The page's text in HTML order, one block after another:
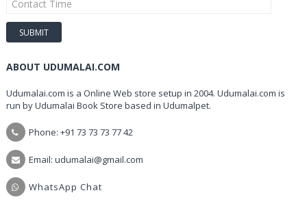
ABOUT UDUMALAI.COM
Udumalai.com is a Online Web store setup in 2004. Udumalai.com is
run by Udumalai Book Store based in Udumalpet.
Phone: +91 73 73 73 77 42
Email: udumalai@gmail.com
WhatsApp Chat